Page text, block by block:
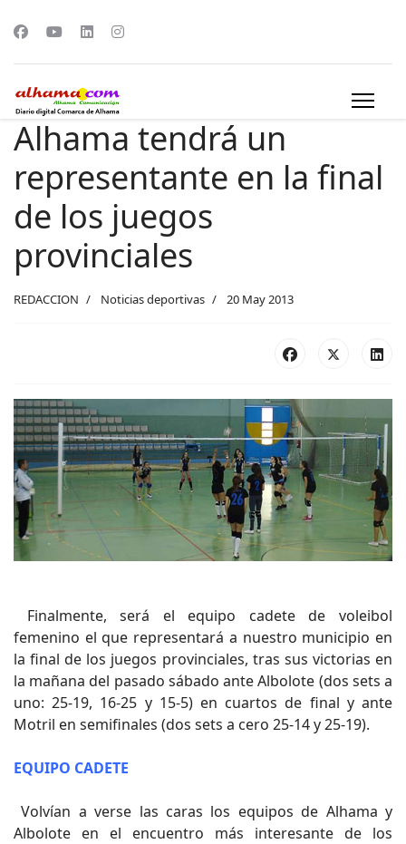
Alhama tendrá un
representante en la final
de los juegos
provinciales
REDACCION Noticias deportivas 20 May 2013
Finalmente, será el equipo cadete de voleibol
femenino el que representará a nuestro municipio en
la final de los juegos provinciales, tras sus victorias en
la mañana del pasado sábado ante Albolote (dos sets a
uno: 25-19, 16-25 y 15-5) en cuartos de final y ante
Motril en semifinales (dos sets a cero 25-14 y 25-19).
EQUIPO CADETE
Volvían a verse las caras los equipos de Alhama y
Albolote en el encuentro más interesante de los